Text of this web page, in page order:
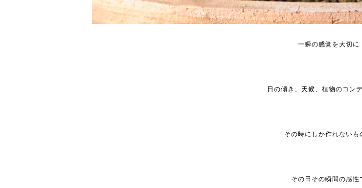
一瞬の感覚を大切に
日の傾き、天候、植物のコン
その時にしか作れないも
その日その瞬間の感性